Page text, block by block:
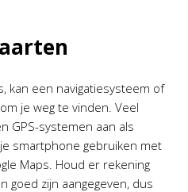
kan een navigatiesysteem of
je weg te vinden. Veel
GPS-systemen aan als
smartphone gebruiken met
Maps. Houd er rekening
goed zijn aangegeven, dus